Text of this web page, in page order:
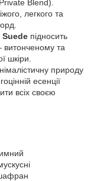
Blend).
легкого та
підносить
витонченому та
шкіри.
природу
есенції
всіх своєю